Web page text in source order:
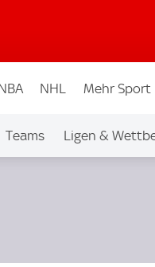
NHL Mehr Sport
Teams Ligen &